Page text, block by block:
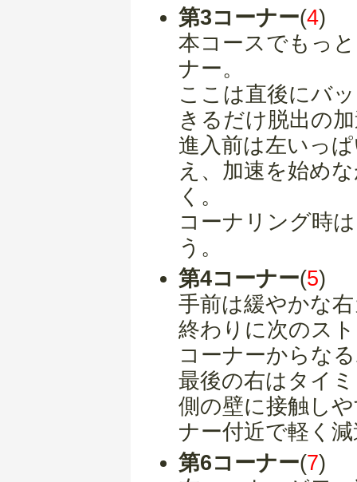
第3コーナー(4)
本コースでもっ
ナー。
ここは直後にバ
きるだけ脱出の
進入前は左いっ
え、加速を始め
く。
コーナリング時
う。
第4コーナー(5)
手前は緩やかな
終わりに次のス
コーナーからな
最後の右はタイ
側の壁に接触し
ナー付近で軽く
第6コーナー(7)